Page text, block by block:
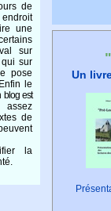
de
une
sur
sur
pose
le
blog est
de
la
Un